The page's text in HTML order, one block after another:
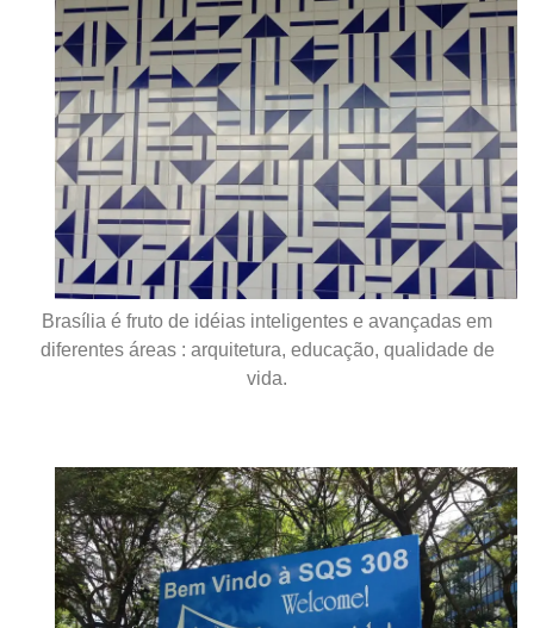
Brasília é fruto de idéias inteligentes e avançadas em
diferentes áreas : arquitetura, educação, qualidade de
vida.